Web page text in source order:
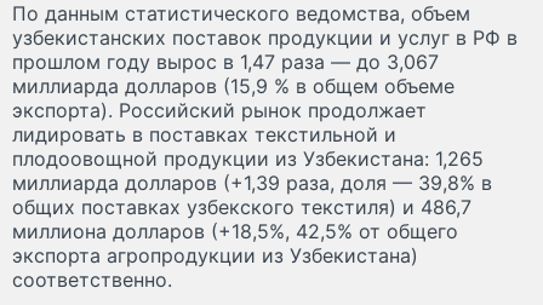
По данным статистического ведомства, объем
узбекистанских поставок продукции и услуг в РФ в
прошлом году вырос в 1,47 раза — до 3,067
миллиарда долларов (15,9 % в общем объеме
экспорта). Российский рынок продолжает
лидировать в поставках текстильной и
плодоовощной продукции из Узбекистана: 1,265
миллиарда долларов (+1,39 раза, доля — 39,8% в
общих поставках узбекского текстиля) и 486,7
миллиона долларов (+18,5%, 42,5% от общего
экспорта агропродукции из Узбекистана)
соответственно.